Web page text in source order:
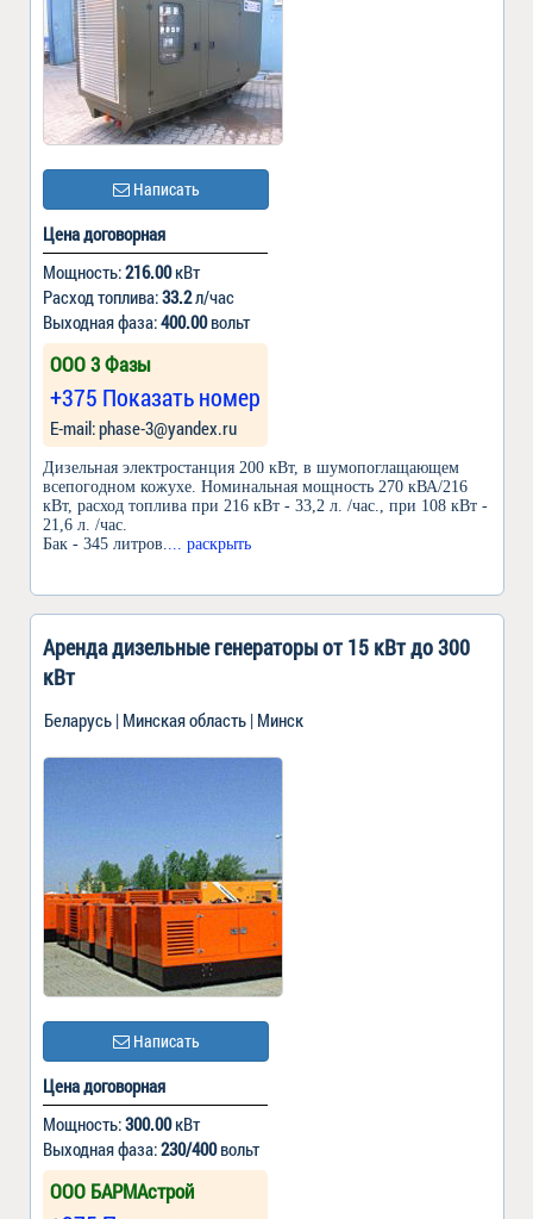
Написать
Цена договорная
Мощность:216.00кВт
Расход топлива:33.2л/час
Выходная фаза:400.00вольт
ООО 3 Фазы
+375 Показать номер
Е-mail: phase-3@yandex.ru
Дизельная электростанция 200 кВт, в шумопоглащающем
всепогодном кожухе. Номинальная мощность 270 кВА/216
кВт, расход топлива при 216 кВт - 33,2 л. /час., при 108 кВт -
21,6 л. /час.
Бак - 345 литров.
... раскрыть
Аренда дизельные генераторы от 15 кВт до 300
кВт
Беларусь | Минская область | Минск
Написать
Цена договорная
Мощность:300.00кВт
Выходная фаза:230/400вольт
ООО БАРМАстрой